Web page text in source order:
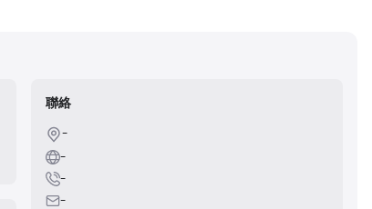
聯絡
-
-
-
-